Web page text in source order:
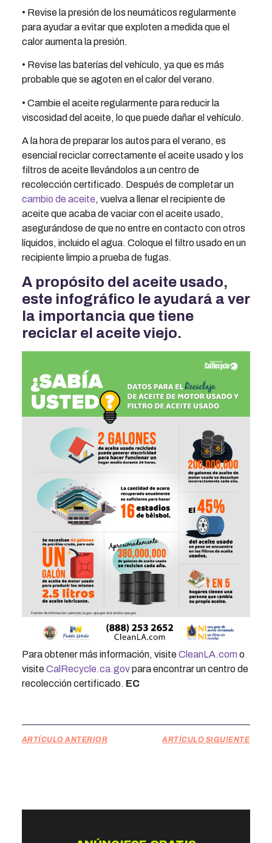
• Revise la presión de los neumáticos regularmente
para ayudar a evitar que exploten a medida que el
calor aumenta la presión.
• Revise las baterías del vehículo, ya que es más
probable que se agoten en el calor del verano.
• Cambie el aceite regularmente para reducir la
viscosidad del aceite, lo que puede dañar el vehículo.
A la hora de preparar los autos para el verano, es
esencial reciclar correctamente el aceite usado y los
filtros de aceite llevándolos a un centro de
recolección certificado. Después de completar un
cambio de aceite, vuelva a llenar el recipiente de
aceite que acaba de vaciar con el aceite usado,
asegurándose de que no entre en contacto con otros
líquidos, incluido el agua. Coloque el filtro usado en un
recipiente limpio a prueba de fugas.
A propósito del aceite usado,
este infográfico le ayudará a ver
la importancia que tiene
reciclar el aceite viejo.
Para obtener más información, visiteCleanLA.com o
visiteCalRecycle.ca.govpara encontrar un centro de
recolección certificado. EC
ARTÍCULO ANTERIOR ARTÍCULO SIGUIENTE